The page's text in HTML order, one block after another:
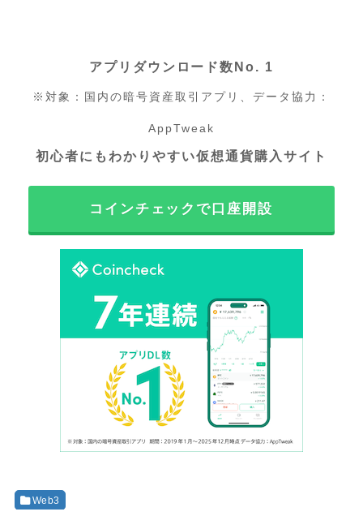
アプリダウンロード数No. 1
※対象：国内の暗号資産取引アプリ、データ協力：
AppTweak
初心者にもわかりやすい仮想通貨購入サイト
コインチェックで口座開設
Web3